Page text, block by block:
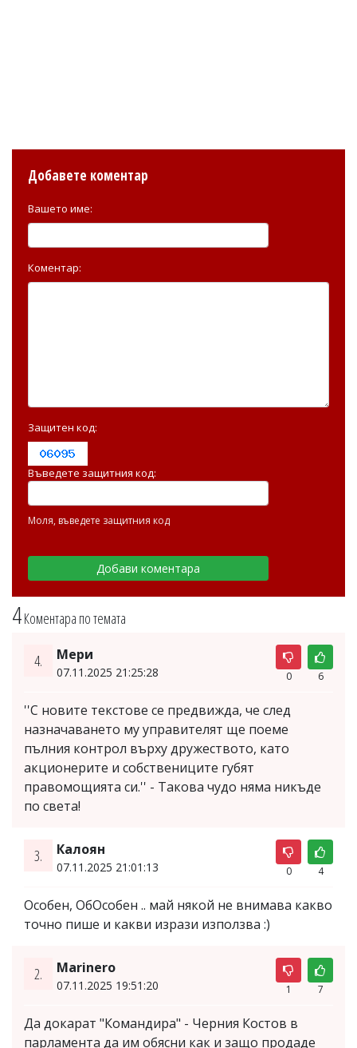
4Коментара по темата
4. Мери
07.11.2025 21:25:28 0 6
''С новите текстове се предвижда, че след
назначаването му управителят ще поеме
пълния контрол върху дружеството, като
акционерите и собствениците губят
правомощията си.'' - Такова чудо няма никъде
по света!
3. Калоян
07.11.2025 21:01:13 0 4
Особен, ОбОсобен .. май някой не внимава какво
точно пише и какви изрази използва :)
2. Marinero
07.11.2025 19:51:20 1 7
Да докарат "Командира" - Черния Костов в
парламента да им обясни как и защо продаде
Добавете коментар
Вашето име:
Коментар:
Защитен код:
Въведете защитния код:
Моля, въведете защитния код